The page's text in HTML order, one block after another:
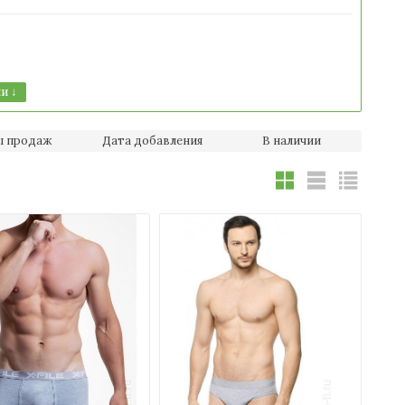
↓
продаж Дата добавления В наличии